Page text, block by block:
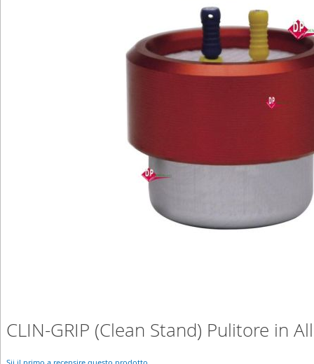
CLIN-GRIP (Clean Stand) Pulitore in
Skip
to